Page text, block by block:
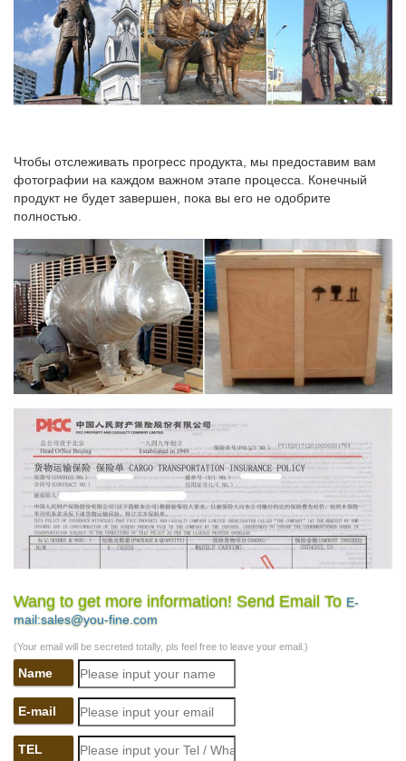
предлагаются в широчайшем ассортименте и по доступным
ценам.
Чтобы отслеживать прогресс продукта, мы предоставим вам
фотографии на каждом важном этапе процесса. Конечный
продукт не будет завершен, пока вы его не одобрите
полностью.
Wang to get more information! Send Email To E-
mail:sales@you-fine.com
(Your email will be secreted totally, pls feel free to leave your email.)
Name
E-mail
TEL